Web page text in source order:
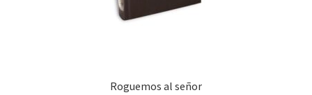
Roguemos al señor